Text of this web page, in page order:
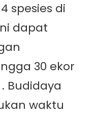
spesies di
dapat
30 ekor
Budidaya
waktu